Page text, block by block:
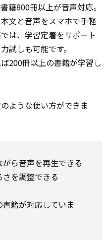
籍800冊以上が音声対応。
文と音声をスマホで手軽
は、学習定着をサポート
試しも可能です。
200冊以上の書籍が学習し
ような使い方ができま
ら音声を再生できる
を調整できる
籍が対応していま